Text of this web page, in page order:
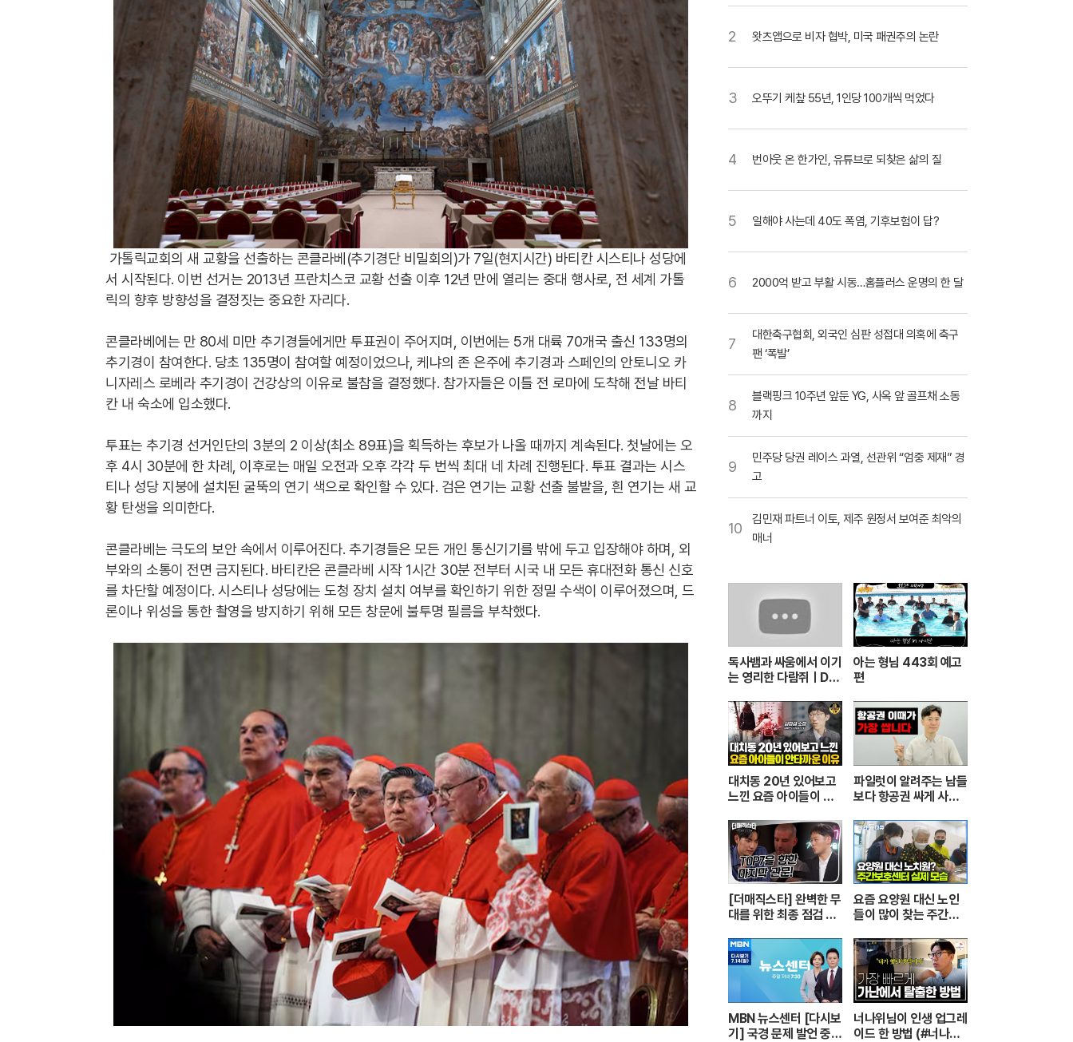
가톨릭교회의 새 교황을 선출하는 콘클라베(추기경단 비밀회의)가 7일(현지시간) 바티칸 시스티나 성당에
서 시작된다. 이번 선거는 2013년 프란치스코 교황 선출 이후 12년 만에 열리는 중대 행사로, 전 세계 가톨
릭의 향후 방향성을 결정짓는 중요한 자리다.
콘클라베에는 만 80세 미만 추기경들에게만 투표권이 주어지며, 이번에는 5개 대륙 70개국 출신 133명의
추기경이 참여한다. 당초 135명이 참여할 예정이었으나, 케냐의 존 은주에 추기경과 스페인의 안토니오 카
니자레스 로베라 추기경이 건강상의 이유로 불참을 결정했다. 참가자들은 이틀 전 로마에 도착해 전날 바티
칸 내 숙소에 입소했다.
투표는 추기경 선거인단의 3분의 2 이상(최소 89표)을 획득하는 후보가 나올 때까지 계속된다. 첫날에는 오
후 4시 30분에 한 차례, 이후로는 매일 오전과 오후 각각 두 번씩 최대 네 차례 진행된다. 투표 결과는 시스
티나 성당 지붕에 설치된 굴뚝의 연기 색으로 확인할 수 있다. 검은 연기는 교황 선출 불발을, 흰 연기는 새 교
황 탄생을 의미한다.
콘클라베는 극도의 보안 속에서 이루어진다. 추기경들은 모든 개인 통신기기를 밖에 두고 입장해야 하며, 외
부와의 소통이 전면 금지된다. 바티칸은 콘클라베 시작 1시간 30분 전부터 시국 내 모든 휴대전화 통신 신호
를 차단할 예정이다. 시스티나 성당에는 도청 장치 설치 여부를 확인하기 위한 정밀 수색이 이루어졌으며, 드
론이나 위성을 통한 촬영을 방지하기 위해 모든 창문에 불투명 필름을 부착했다.
2 왓츠앱으로 비자 협박, 미국 패권주의 논란
3 오뚜기 케챂 55년, 1인당 100개씩 먹었다
4 번아웃 온 한가인, 유튜브로 되찾은 삶의 질
5 일해야 사는데 40도 폭염, 기후보험이 답?
6 2000억 받고 부활 시동…홈플러스 운명의 한 달
7
대한축구협회, 외국인 심판 성접대 의혹에 축구
팬 ‘폭발’
8
블랙핑크 10주년 앞둔 YG, 사옥 앞 골프채 소동
까지
9
민주당 당권 레이스 과열, 선관위 “엄중 제재” 경
고
10
김민재 파트너 이토, 제주 원정서 보여준 최악의
매너
독사뱀과 싸움에서 이기
는 영리한 다람쥐ㅣDu
tupai 치열한 동물싸움
ㅣ놀라운 동물싸움
아는 형님 443회 예고
편
대치동 20년 있어보고
느낀 요즘 아이들이 안
장 3부]
파일럿이 알려주는 남들
보다 항공권 싸게 사는
[더매직스타] 완벽한 무
대를 위한 최종 점검 현
요즘 요양원 대신 노인
들이 많이 찾는 주간보
어르신들 손발이 되어주
는 요양보호사의 하루
┃주간보호센터 24시
┃PD로그┃#골라듄다
큐
MBN 뉴스센터 [다시보
기] 국경 문제 발언 중
너나위님이 인생 업그레
이드 한 방법 (#너나위